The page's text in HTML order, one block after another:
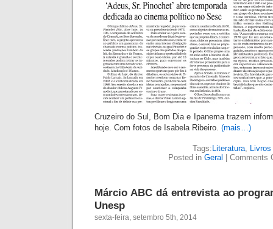
Tags:Literatura,Livros
Posted inGeral |1
Tambores vazios
terça-feira, setembro 2nd, 2014